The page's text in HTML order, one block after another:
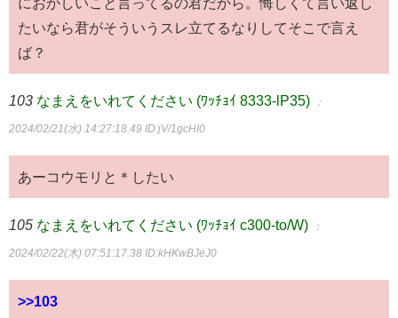
におかしいこと言ってるの君だから。悔しくて言い返し
たいなら君がそういうスレ立てるなりしてそこで言え
ば？
103 なまえをいれてください (ﾜｯﾁｮｲ 8333-lP35) ：
2024/02/21(水) 14:27:18.49 ID:jV/1gcHI0
あーコウモリと＊したい
105 なまえをいれてください (ﾜｯﾁｮｲ c300-to/W) ：
2024/02/22(木) 07:51:17.38 ID:kHKwBJeJ0
>>103